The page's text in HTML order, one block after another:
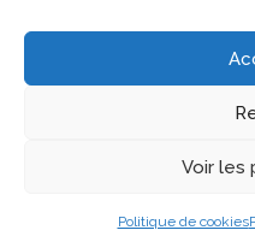
Voir les
Politique de cookies
Politique de cookies
Copyright 2025 -